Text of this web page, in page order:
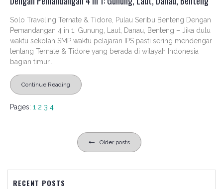
Solo Traveling Ternate & Tidore, Pulau Seribu Benteng Dengan
Pemandangan 4 in 1: Gunung, Laut, Danau, Benteng – Jika dulu
waktu sekolah SMP waktu pelajaran IPS pasti sering mendengar
tentang Ternate & Tidore yang berada di wilayah Indonesia
bagian timur...
Continue Reading
Pages: 1 2 3 4
Older posts
RECENT POSTS